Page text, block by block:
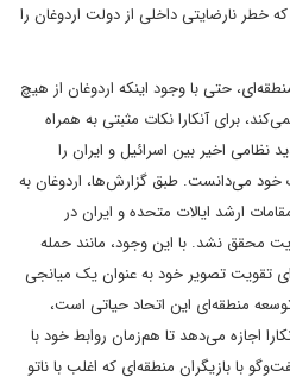
خطر نارضایتی داخلی از دولت اردوغان را
حتی با وجود اینکه اردوغان از هیچ
برای آنکارا نکات مثبتی به همراه
نظامی اخیر بین اسرائیل و ایران را
خود می‌دانست. طبق گزارش‌ها، اردوغان به
ارشد ایالات متحده و ایران در
محقق نشد. با این وجود، مانند حمله
تقویت تصویر خود به عنوان یک میانجی
منطقه‌ای این اتحاد حیاتی است،
اجازه می‌دهد تا هم‌زمان روابط خود با
با بازیگران منطقه‌ای که اغلب با ناتو